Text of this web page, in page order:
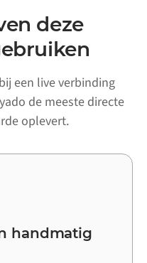
deze
een live verbinding
de meeste directe
oplevert.
handmatig